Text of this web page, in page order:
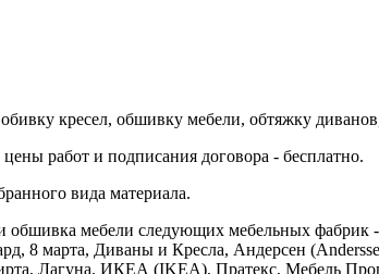
кресел, обшивку мебели, обтяжку
работ и подписания договора - бесплатно.
вида материала.
мебели следующих мебельных
марта, Диваны и Кресла, Андерсен
Лагуна, ИКЕА (IKEA), Пратекс, Мебель